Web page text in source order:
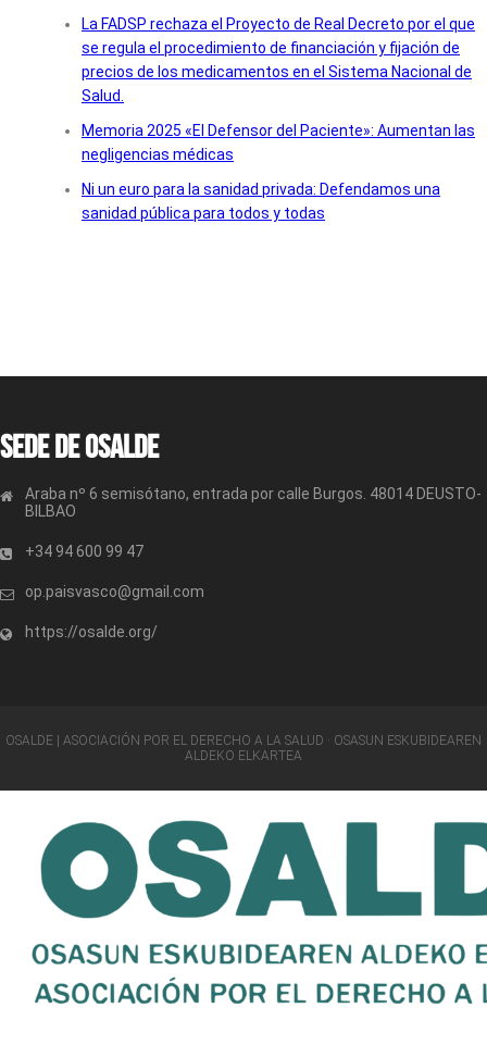
La FADSP rechaza el Proyecto de Real Decreto por el que
se regula el procedimiento de financiación y fijación de
precios de los medicamentos en el Sistema Nacional de
Salud.
Memoria 2025 «El Defensor del Paciente»: Aumentan las
negligencias médicas
Ni un euro para la sanidad privada: Defendamos una
sanidad pública para todos y todas
Sede de OSALDE
Araba nº 6 semisótano, entrada por calle Burgos. 48014 DEUSTO-
BILBAO
+34 94 600 99 47
op.paisvasco@gmail.com
https://osalde.org/
OSALDE | ASOCIACIÓN POR EL DERECHO A LA SALUD · OSASUN ESKUBIDEAREN
ALDEKO ELKARTEA